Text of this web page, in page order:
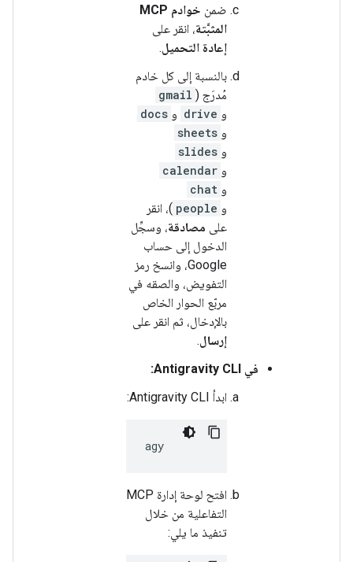
ضمن
خوادم MCP
المثبَّتة، انقر على
إعادة التحميل.
بالنسبة إلى كل خادم
مُدرَج ( gmail
و drive و docs
و sheets
و slides
و calendar
و chat
و people )، انقر
على مصادقة، وسجِّل
الدخول إلى حساب
Google، وانسخ رمز
التفويض، والصقه في
مربّع الحوار الخاص
بالإدخال، ثم انقر على
إرسال.
في Antigravity CLI:
ابدأ Antigravity CLI:
افتح لوحة إدارة MCP
التفاعلية من خلال
تنفيذ ما يلي: